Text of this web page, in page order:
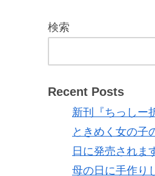
検索
Recent Posts
新刊『ちっしー
ときめく女の子
日に発売されま
母の日に手作り